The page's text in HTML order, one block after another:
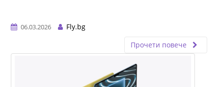
06.03.2026
Fly.bg
Прочети повече